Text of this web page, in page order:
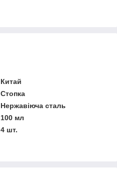
Китай
Стопка
Нержавіюча сталь
100 мл
4 шт.